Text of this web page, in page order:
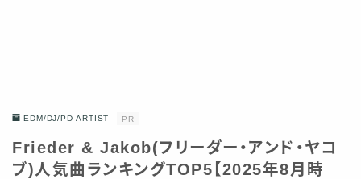
EDM/DJ/PD ARTIST PR
Frieder & Jakob(フリーダー・アンド・ヤコ
ブ)人気曲ランキングTOP5【2025年8月時